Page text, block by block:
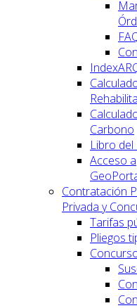
Carbono
Libro del
Acceso a
Contratación
Privada y
Tarifas
Pliegos